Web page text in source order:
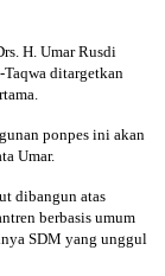
H. Umar Rusdi
ditargetkan
ponpes ini akan
Umar.
dibangun atas
berbasis umum
SDM yang unggul